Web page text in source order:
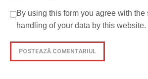
By using this form you agree with the
handling of your data by this website.